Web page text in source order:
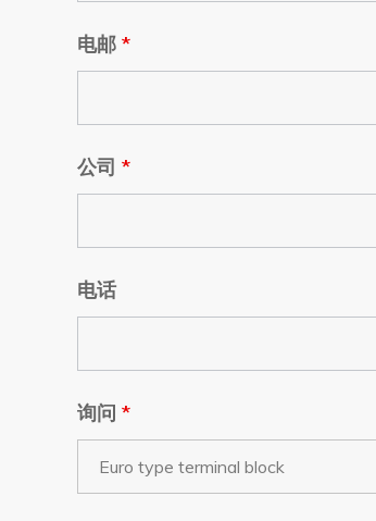
电邮 *
公司 *
电话
询问 *